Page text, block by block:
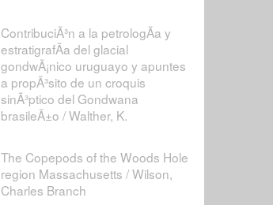
ContribuciÃ³n a la petrologÃ­a y
estratigrafÃ­a del glacial
gondwÃ¡nico uruguayo y apuntes
a propÃ³sito de un croquis
sinÃ³ptico del Gondwana
brasileÃ±o / Walther, K.
The Copepods of the Woods Hole
region Massachusetts / Wilson,
Charles Branch